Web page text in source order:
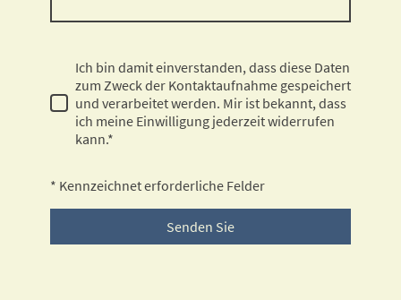
Ich bin damit einverstanden, dass diese Daten
zum Zweck der Kontaktaufnahme gespeichert
und verarbeitet werden. Mir ist bekannt, dass
ich meine Einwilligung jederzeit widerrufen
kann.*
* Kennzeichnet erforderliche Felder
Senden Sie